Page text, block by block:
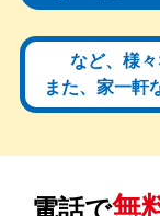
など、様
また、家一軒
電話で無